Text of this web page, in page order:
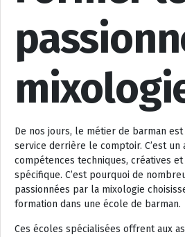
De nos jours, le métier de barman
service derrière le comptoir. C’est un
compétences techniques, créatives
spécifique. C’est pourquoi de
passionnées par la mixologie
formation dans une école de barman.
Ces écoles spécialisées offrent aux